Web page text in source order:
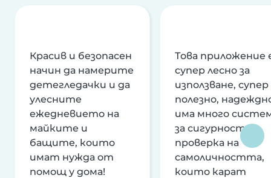
Красив и безопасен
начин да намерите
детегледачки и да
улесните
ежедневието на
майките и
бащите, които
имат нужда от
помощ у дома!
Това приложение
супер лесно за
използване, супер
полезно,
има много
за сигурност и
проверка на
самоличността,
които карат